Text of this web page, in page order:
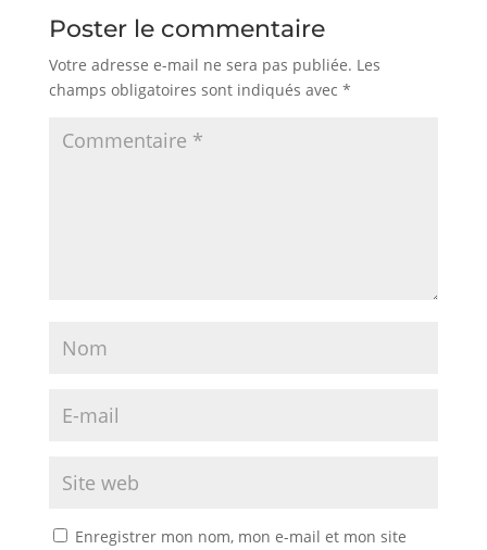
Poster le commentaire
Votre adresse e-mail ne sera pas publiée. Les
champs obligatoires sont indiqués avec *
Enregistrer mon nom, mon e-mail et mon site